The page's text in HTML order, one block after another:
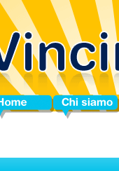
Chi siamo